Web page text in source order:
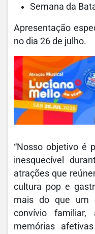
Semana da
Apresentação
no dia 26 de julho.
“Nosso objetivo é
inesquecível
atrações que
cultura pop e
mais do que um
convívio
memórias